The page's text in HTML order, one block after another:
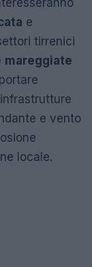
e
tirrenici
mareggiate
e vento
locale.